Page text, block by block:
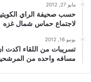
مايو 27, 2012
حسب صحيفة الراي
لاجتماع حماس شمال غزه
يونيو 16, 2012
تسريبات من اللقاء
مسافه واحده من